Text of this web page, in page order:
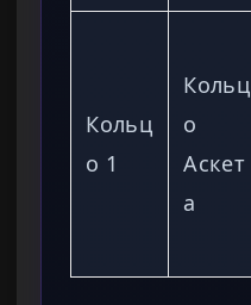
Кольц
о 1
Кольц
о
Аскет
а